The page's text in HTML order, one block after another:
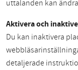
uttalanden kan
Aktivera och
Du kan inaktivera
detaljerade